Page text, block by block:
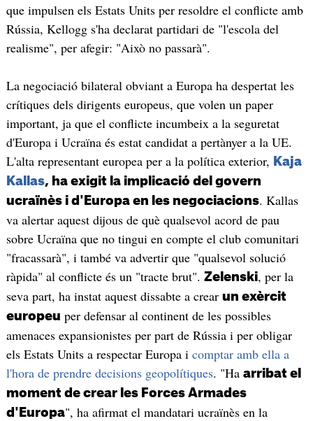
que impulsen els Estats Units per resoldre el conflicte amb
Rússia, Kellogg s'ha declarat partidari de "l'escola del
realisme", per afegir: "Això no passarà".
La negociació bilateral obviant a Europa ha despertat les
crítiques dels dirigents europeus, que volen un paper
important, ja que el conflicte incumbeix a la seguretat
d'Europa i Ucraïna és estat candidat a pertànyer a la UE.
L'alta representant europea per a la política exterior,
Kaja
Kallas, ha exigit la implicació del govern
ucraïnès i d'Europa en les negociacions. Kallas
va alertar aquest dijous de què qualsevol acord de pau
sobre Ucraïna que no tingui en compte el club comunitari
"fracassarà", i també va advertir que "qualsevol solució
ràpida" al conflicte és un "tracte brut". Zelenski, per la
seva part, ha instat aquest dissabte a crear un exèrcit
europeu per defensar al continent de les possibles
amenaces expansionistes per part de Rússia i per obligar
els Estats Units a respectar Europa i comptar amb ella a
l'hora de prendre decisions geopolítiques. "Ha arribat el
moment de crear les Forces Armades
d'Europa", ha afirmat el mandatari ucraïnès en la